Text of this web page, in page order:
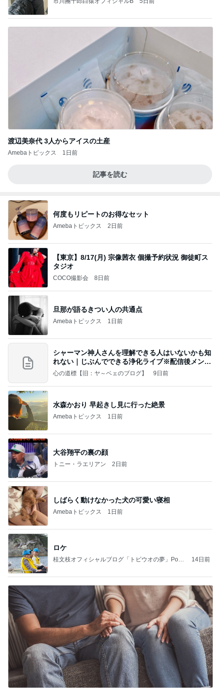
渡辺美奈代 3人からアイスの土産
Amebaトピックス 1日前
記事を読む
何度もリピートのお得なセット
Amebaトピックス 2日前
【東京】8/17(月) 宗像茜衣 個撮予約状況 御徒町ス
タジオ
COCO撮影会 8日前
旦那が語るきつい人の共通点
Amebaトピックス 1日前
シャーマン神人さんを理解できる人はいないかも知
れない｜じぶんでできる浄化ライブ※配信後メンバ
ー限
心の道標【旧：ヤ～ベェのブログ】 9日前
水森かおり 早起きし見に行った絶景
Amebaトピックス 1日前
大谷翔平の裏の顔
トニー・ラエリアン 2日前
しばらく動けなかった犬の可愛い寝相
Amebaトピックス 1日前
ロケ
桂文枝オフィシャルブログ「トビウオの夢」Pow
14日前